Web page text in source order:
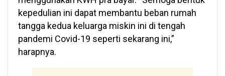
kepedulian ini dapat membantu beban rumah
tangga kedua keluarga miskin ini di tengah
pandemi Covid-19 seperti sekarang ini,”
harapnya.